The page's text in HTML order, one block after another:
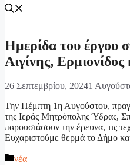
Ημερίδα του έργου
Αιγίνης, Ερμιονίδος
26 Σεπτεμβρίου, 20241
Την Πέμπτη 1η Αυγούστου,
της Ιεράς Μητρόπολης Ύδρας,
παρουσιάσουν την έρευνα, τις
Ευχαριστούμε θερμά το Δήμο
Κατηγορίες
νέα